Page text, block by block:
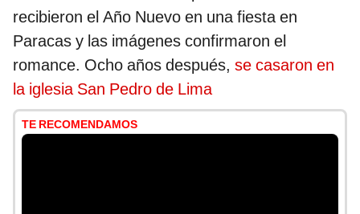
recibieron el Año Nuevo en una fiesta en
Paracas y las imágenes confirmaron el
romance. Ocho años después, se casaron en
la iglesia San Pedro de Lima
TE RECOMENDAMOS